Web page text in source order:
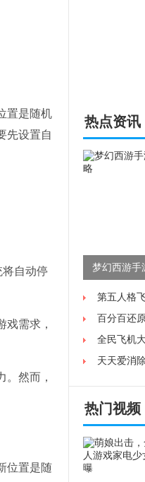
置是随机
先设置自
将自动停
需求，
然而，
位置是随
热点资讯
梦幻西游手
百分百还
全民飞机
天天爱消
热门视频